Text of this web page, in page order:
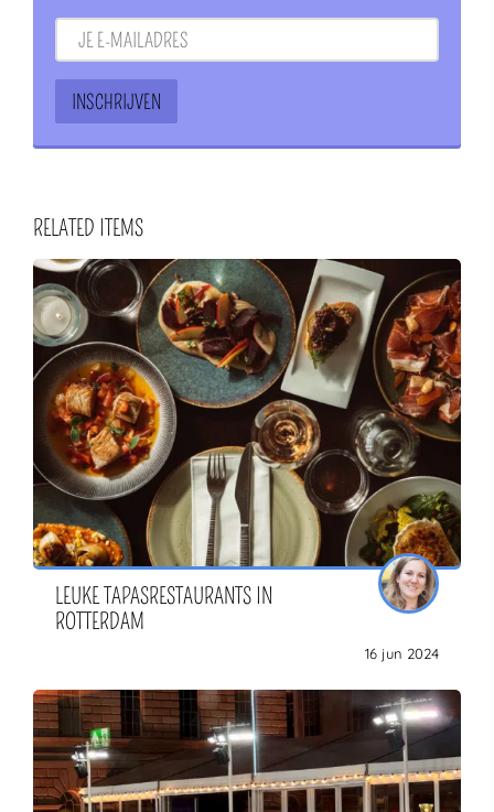
RELATED ITEMS
LEUKE TAPASRESTAURANTS IN
ROTTERDAM
16 jun 2024